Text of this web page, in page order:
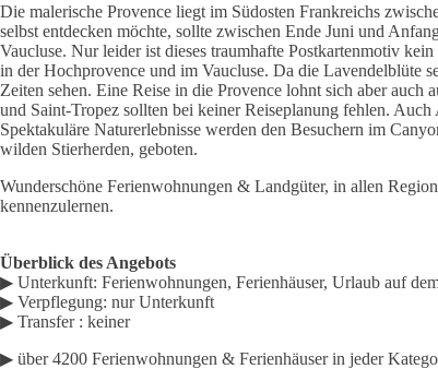
Die malerische Provence liegt im Südosten Frankreichs
selbst entdecken möchte, sollte zwischen Ende Juni und
Vaucluse. Nur leider ist dieses traumhafte Postkartenmotiv
in der Hochprovence und im Vaucluse. Da die Lavendelblüte
Zeiten sehen. Eine Reise in die Provence lohnt sich aber
und Saint-Tropez sollten bei keiner Reiseplanung fehlen.
Spektakuläre Naturerlebnisse werden den Besuchern im
wilden Stierherden, geboten.
Wunderschöne Ferienwohnungen & Landgüter, in allen
kennenzulernen.
Überblick des Angebots
▶ Unterkunft: Ferienwohnungen, Ferienhäuser, Urlaub auf
▶ Verpflegung: nur Unterkunft
▶ Transfer : keiner
▶ über 4200 Ferienwohnungen & Ferienhäuser in jeder